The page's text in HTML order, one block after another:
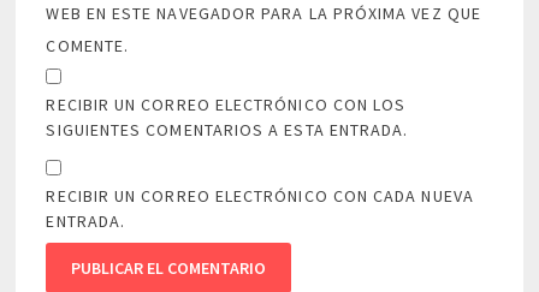
WEB EN ESTE NAVEGADOR PARA LA PRÓXIMA VEZ QUE
COMENTE.
RECIBIR UN CORREO ELECTRÓNICO CON LOS
SIGUIENTES COMENTARIOS A ESTA ENTRADA.
RECIBIR UN CORREO ELECTRÓNICO CON CADA NUEVA
ENTRADA.